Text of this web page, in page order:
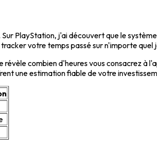
PlayStation, j'ai découvert que le
votre temps passé sur n'importe quel
combien d'heures vous consacrez à
une estimation fiable de votre